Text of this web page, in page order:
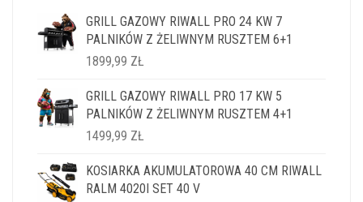
GRILL GAZOWY RIWALL PRO 24 KW 7
PALNIKÓW Z ŻELIWNYM RUSZTEM 6+1
1899,99 ZŁ
GRILL GAZOWY RIWALL PRO 17 KW 5
PALNIKÓW Z ŻELIWNYM RUSZTEM 4+1
1499,99 ZŁ
KOSIARKA AKUMULATOROWA 40 CM RIWALL
RALM 4020I SET 40 V